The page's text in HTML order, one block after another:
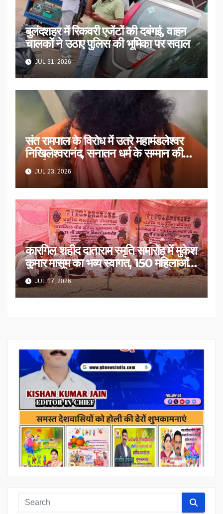
बुलंदशहर में रिकवरी एजेंटों की दबंगई, वाहन
चालकों ने उठाए पुलिस की भूमिका पर सवाल
JUL 31, 2026
संत रामपाल के विरोध में उतरे महामंडलेश्वर
निखिलेश्वरानंद, सनातन धर्म के सम्मान की
उठाई मांग
JUL 23, 2026
कारगिल शहीद दाताराम स्मृति समारोह में मुकेश
कुमार मासूम का भव्य स्वागत, 150 महिलाओं
का सम्मान
JUL 17, 2026